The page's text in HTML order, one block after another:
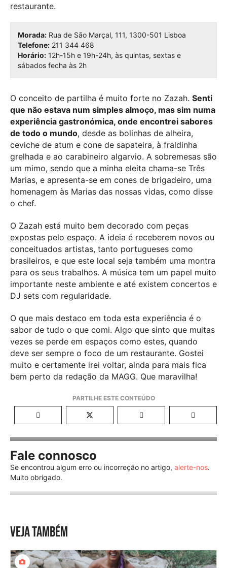
restaurante.
Morada: Rua de São Marçal, 111, 1300-501 Lisboa
Telefone: 211 344 468
Horário: 12h-15h e 19h-24h, às quintas, sextas e
sábados fecha às 2h
O conceito de partilha é muito forte no Zazah. Senti
que não estava num simples almoço, mas sim numa
experiência gastronómica, onde encontrei sabores
de todo o mundo, desde as bolinhas de alheira,
ceviche de atum e cone de sapateira, à fraldinha
grelhada e ao carabineiro algarvio. A sobremesas são
um mimo, sendo que a minha eleita chama-se Três
Marias, e apresenta-se em cones de brigadeiro, uma
homenagem às Marias das nossas vidas, como disse
o chef.
O Zazah está muito bem decorado com peças
expostas pelo espaço. A ideia é receberem novos ou
conceituados artistas, tanto portugueses como
brasileiros, e que este local seja também uma montra
para os seus trabalhos. A música tem um papel muito
importante neste ambiente e até existem concertos e
DJ sets com regularidade.
O que mais destaco em toda esta experiência é o
sabor de tudo o que comi. Algo que sinto que muitas
vezes se perde em espaços como estes, quando
deve ser sempre o foco de um restaurante. Gostei
muito e certamente irei voltar, ainda para mais fica
bem perto da redação da MAGG. Que maravilha!
Fale connosco
Se encontrou algum erro ou incorreção no artigo, alerte-nos.
Muito obrigado.
VEJA TAMBÉM